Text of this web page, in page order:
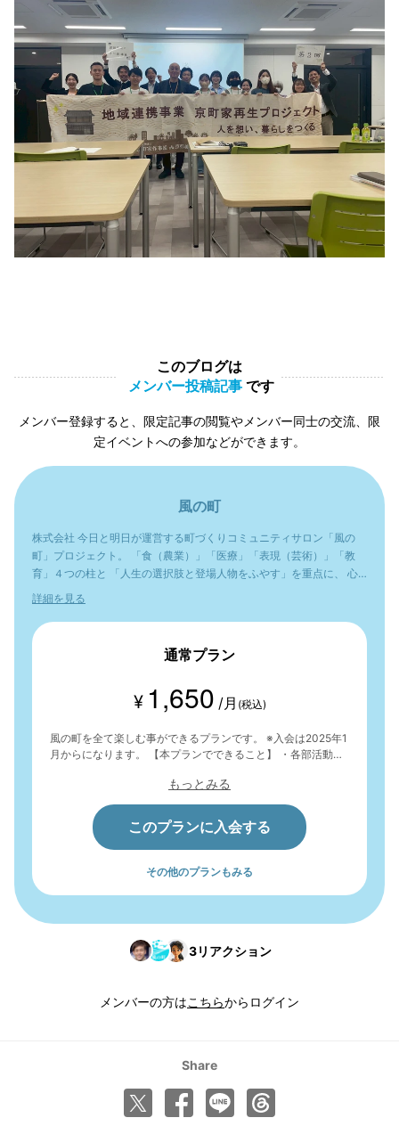
このブログは
メンバー投稿記事 です
メンバー登録すると、限定記事の閲覧やメンバー同士の交流、限
定イベントへの参加などができます。
風の町
株式会社 今日と明日が運営する町づくりコミュニティサロン「風の
町」プロジェクト。 「食（農業）」「医療」「表現（芸術）」「教
育」４つの柱と 「人生の選択肢と登場人物をふやす」を重点に、 心
の幅を広げ、人生の豊かさを味わいたいと考えています。
詳細を見る
通常プラン
¥ 1,650 /月 (税込)
風の町を全て楽しむ事ができるプランです。 ※入会は2025年1
月からになります。 【本プランでできること】 ・各部活動へ
もっとみる
このプランに入会する
その他のプランもみる
3リアクション
メンバーの方はこちらからログイン
Share